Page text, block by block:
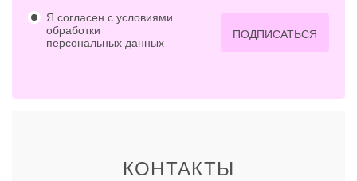
Я согласен с условиями
обработки
персональных данных
ПОДПИСАТЬСЯ
КОНТАКТЫ